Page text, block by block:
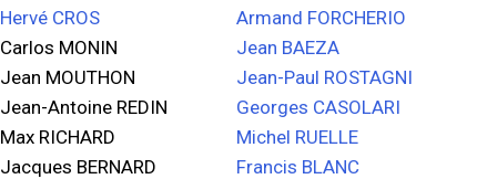
Hervé CROS
Carlos MONIN
Jean MOUTHON
Jean-Antoine REDIN
Max RICHARD
Jacques BERNARD
Armand FORCHERIO
Jean BAEZA
Jean-Paul ROSTAGNI
Georges CASOLARI
Michel RUELLE
Francis BLANC